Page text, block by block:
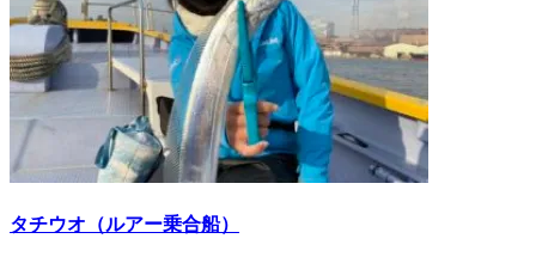
タチウオ（ルアー乗合船）